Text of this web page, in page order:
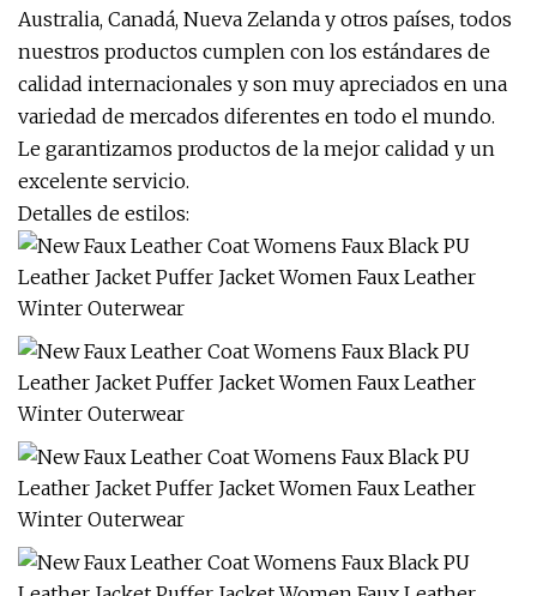
Australia, Canadá, Nueva Zelanda y otros países, todos
nuestros productos cumplen con los estándares de
calidad internacionales y son muy apreciados en una
variedad de mercados diferentes en todo el mundo.
Le garantizamos productos de la mejor calidad y un
excelente servicio.
Detalles de estilos: